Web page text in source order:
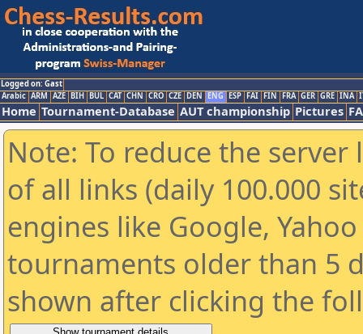
Logged on: Gast
Arabic ARM AZE BIH BUL CAT CHN CRO CZE DEN ENG ESP FAI FIN FRA GER GRE INA
Home Tournament-Database AUT championship Pictures
Note: To reduce the
of all links (daily 100.000
engines like Google,
tournaments older than 5
shown after clicking the